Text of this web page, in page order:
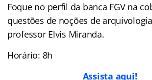
Foque no perfil da banca FGV na
questões de noções de
professor Elvis Miranda.
Horário: 8h
Assista aqui!